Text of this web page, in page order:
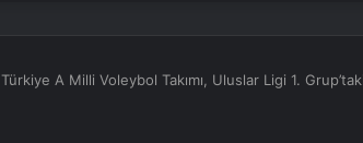
Türkiye A Milli Voleybol Takımı, Uluslar Ligi 1.